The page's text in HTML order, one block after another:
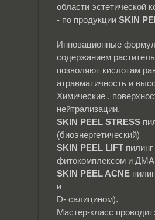
области эстетической
- по продукции SKIN
Инновационные
содержанием
позволяют кислотам
атравматичность и
Химические ,
нейтрализации.
SKIN PEEL STRESS
(биоэнергетический)
SKIN PEEL LIFT
фитокомплексом и
SKIN PEEL ACNE
и
D- салицином).
Мастер-класс проводит: